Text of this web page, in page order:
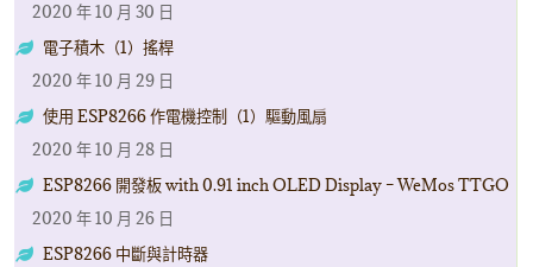
2020 年 10 月 30 日
電子積木（1）搖桿
2020 年 10 月 29 日
使用 ESP8266 作電機控制（1）驅動風扇
2020 年 10 月 28 日
ESP8266 開發板 with 0.91 inch OLED Display – WeMos TTGO
2020 年 10 月 26 日
ESP8266 中斷與計時器